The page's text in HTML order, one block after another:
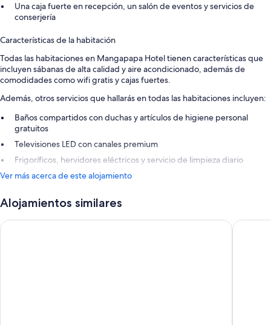
Una caja fuerte en recepción, un salón de eventos y servicios de
conserjería
Características de la habitación
Todas las habitaciones en Mangapapa Hotel tienen características que
incluyen sábanas de alta calidad y aire acondicionado, además de
comodidades como wifi gratis y cajas fuertes.
Además, otros servicios que hallarás en todas las habitaciones incluyen:
Baños compartidos con duchas y artículos de higiene personal
gratuitos
Televisiones LED con canales premium
Frigoríficos, hervidores eléctricos y servicio de limpieza diario
Ver más acerca de este alojamiento
Alojamientos similares
Porters Boutique Hotel & Conference Centre Scenic